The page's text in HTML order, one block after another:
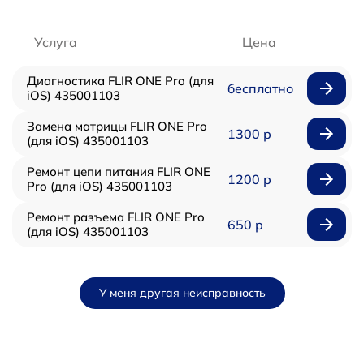
Услуга Цена
Диагностика FLIR ONE Pro (для
iOS) 435001103
бесплатно
Замена матрицы FLIR ONE Pro
(для iOS) 435001103
1300 р
Ремонт цепи питания FLIR ONE
Pro (для iOS) 435001103
1200 р
Ремонт разъема FLIR ONE Pro
(для iOS) 435001103
650 р
У меня другая неисправность